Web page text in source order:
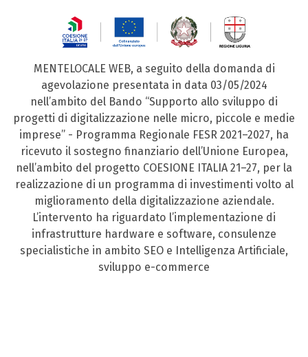
MENTELOCALE WEB, a seguito della domanda di
agevolazione presentata in data 03/05/2024
nell’ambito del Bando “Supporto allo sviluppo di
progetti di digitalizzazione nelle micro, piccole e medie
imprese” - Programma Regionale FESR 2021–2027, ha
ricevuto il sostegno finanziario dell’Unione Europea,
nell’ambito del progetto COESIONE ITALIA 21–27, per la
realizzazione di un programma di investimenti volto al
miglioramento della digitalizzazione aziendale.
L’intervento ha riguardato l’implementazione di
infrastrutture hardware e software, consulenze
specialistiche in ambito SEO e Intelligenza Artificiale,
sviluppo e-commerce